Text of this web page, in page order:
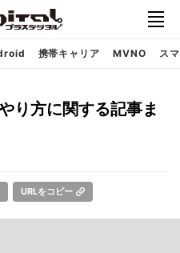
携帯キャリア MVNO ス
り方に関する記事ま
URLをコピー